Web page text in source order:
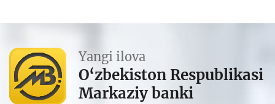
Yangi ilova
O‘zbekiston Respublikasi
Markaziy banki